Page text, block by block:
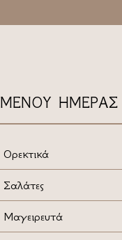
ΜΕΝΟΥ ΗΜΕΡΑΣ
Ορεκτικά
Σαλάτες
Μαγειρευτά